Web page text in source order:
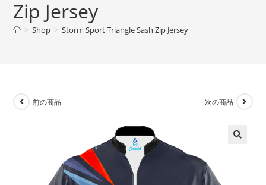
Zip Jersey
> Shop > Storm Sport Triangle Sash Zip Jersey
前の商品 次の商品